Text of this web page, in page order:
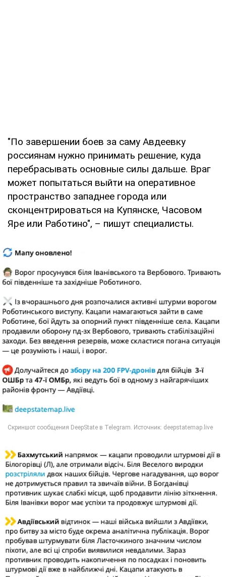
"По завершении боев за саму Авдеевку
россиянам нужно принимать решение, куда
перебрасывать основные силы дальше. Враг
может попытаться выйти на оперативное
пространство западнее города или
сконцентрироваться на Купянске, Часовом
Яре или Работино", – пишут специалисты.